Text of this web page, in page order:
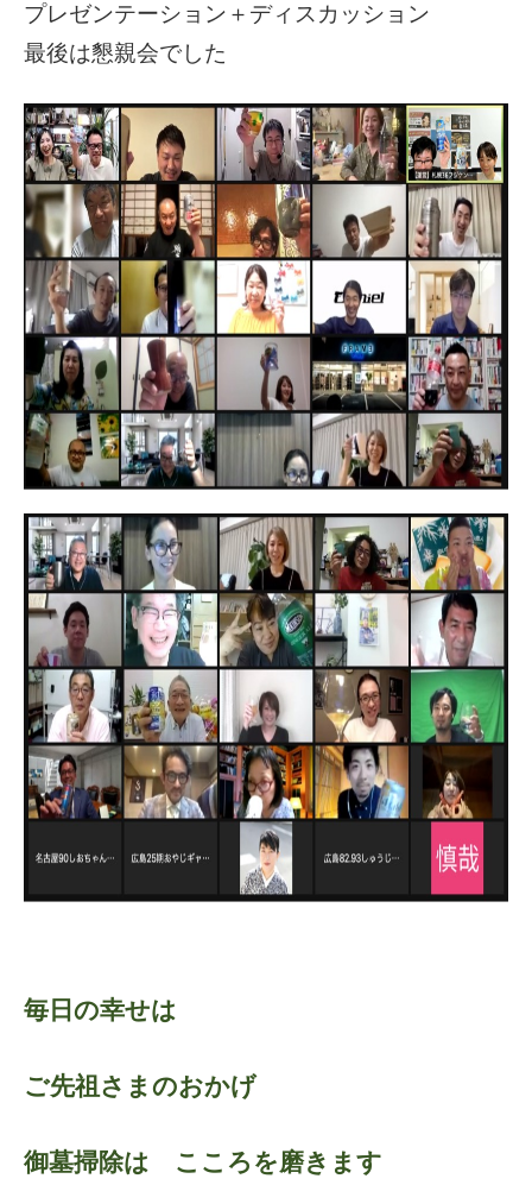
プレゼンテーション＋ディスカッション
最後は懇親会でした
毎日の幸せは
ご先祖さまのおかげ
御墓掃除は こころを磨きます